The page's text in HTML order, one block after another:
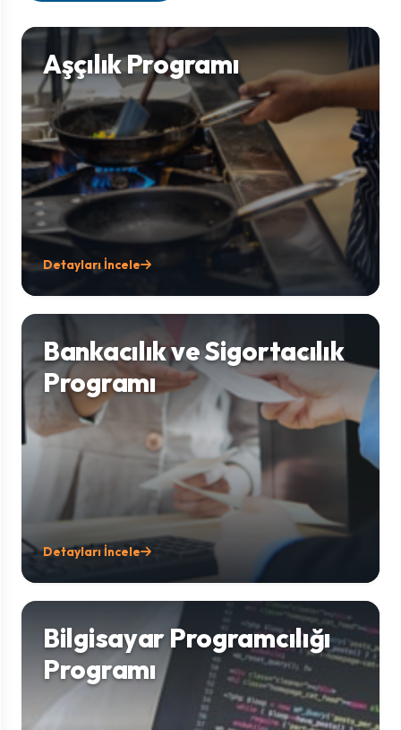
Aşçılık Programı
Detayları İncele
Bankacılık ve Sigortacılık
Programı
Detayları İncele
Bilgisayar Programcılığı
Programı